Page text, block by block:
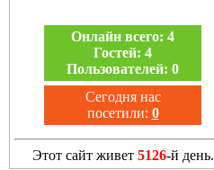
Онлайн всего: 4
Гостей: 4
Пользователей: 0
Сегодня нас
посетили: 0
Этот сайт живет 5126-й день.